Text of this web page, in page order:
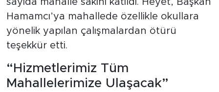
Hamamcı’ya mahallede özellikle okullara
yönelik yapılan çalışmalardan ötürü
teşekkür etti.
“Hizmetlerimiz Tüm
Mahallelerimize Ulaşacak”